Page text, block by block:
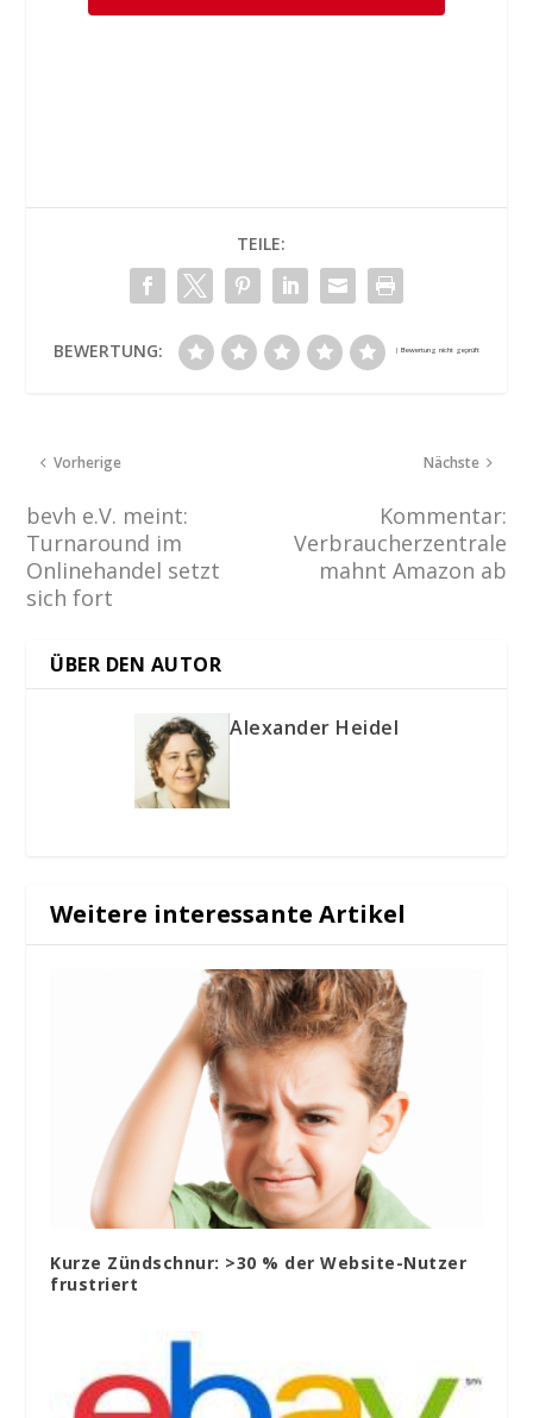
TEILE:
BEWERTUNG:
Vorherige
bevh e.V. meint:
Turnaround im
Onlinehandel setzt
sich fort
Nächste
Kommentar:
Verbraucherzentrale
mahnt Amazon ab
ÜBER DEN AUTOR
Alexander Heidel
Weitere interessante Artikel
Kurze Zündschnur: >30 % der Website-Nutzer
frustriert